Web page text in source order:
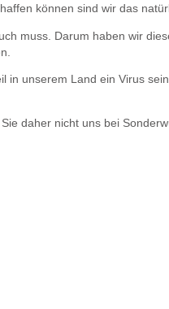
können sind wir das
muss. Darum haben wir
unserem Land ein Virus
daher nicht uns bei